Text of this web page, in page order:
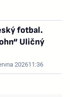
fotbal.
Uličný
202611:36